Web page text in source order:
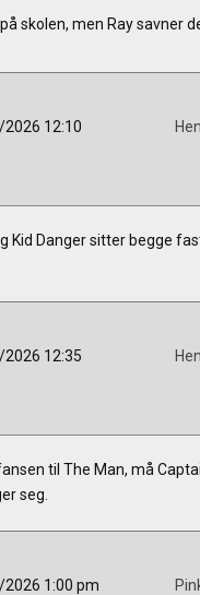
skolen, men Ray savner
12:10
Kid Danger sitter begge
12:35
til The Man, må
seg.
1:00 pm